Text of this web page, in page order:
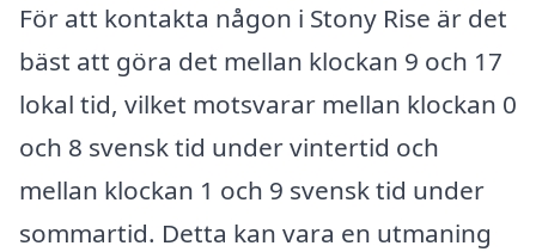
För att kontakta någon i Stony Rise är det
bäst att göra det mellan klockan 9 och 17
lokal tid, vilket motsvarar mellan klockan 0
och 8 svensk tid under vintertid och
mellan klockan 1 och 9 svensk tid under
sommartid. Detta kan vara en utmaning